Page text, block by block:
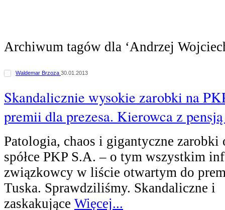
Archiwum tagów dla ‘Andrzej
Waldemar Brzoza 30.01.2013
Skandalicznie wysokie zarobki na
premii dla prezesa. Kierowca z
Patologia, chaos i gigantyczne zarobki
spółce PKP S.A. – o tym wszystkim
związkowcy w liście otwartym do
Tuska. Sprawdziliśmy. Skandaliczne i
zaskakujące Więcej...